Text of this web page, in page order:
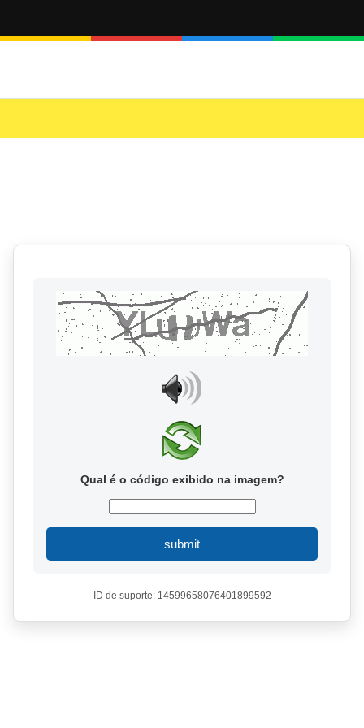
Qual é o código exibido na imagem?
submit
ID de suporte: 14599658076401899592